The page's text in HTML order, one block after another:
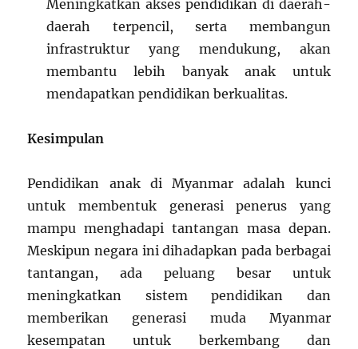
Meningkatkan akses pendidikan di daerah-
daerah terpencil, serta membangun
infrastruktur yang mendukung, akan
membantu lebih banyak anak untuk
mendapatkan pendidikan berkualitas.
Kesimpulan
Pendidikan anak di Myanmar adalah kunci
untuk membentuk generasi penerus yang
mampu menghadapi tantangan masa depan.
Meskipun negara ini dihadapkan pada berbagai
tantangan, ada peluang besar untuk
meningkatkan sistem pendidikan dan
memberikan generasi muda Myanmar
kesempatan untuk berkembang dan